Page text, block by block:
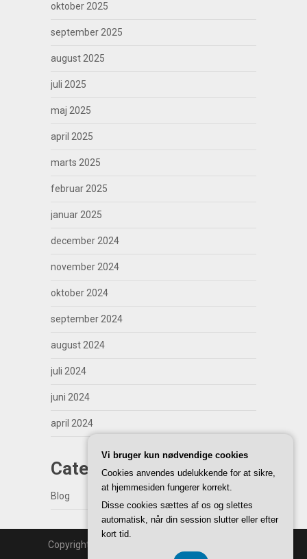
oktober 2025
september 2025
august 2025
juli 2025
maj 2025
april 2025
marts 2025
februar 2025
januar 2025
december 2024
november 2024
oktober 2024
september 2024
august 2024
juli 2024
juni 2024
april 2024
Categories
Blog
Copyright | WordPress Theme by
Vi bruger kun nødvendige cookies
Cookies anvendes udelukkende for at sikre,
at hjemmesiden fungerer korrekt.
Disse cookies sættes af os og slettes
automatisk, når din session slutter eller efter
kort tid.